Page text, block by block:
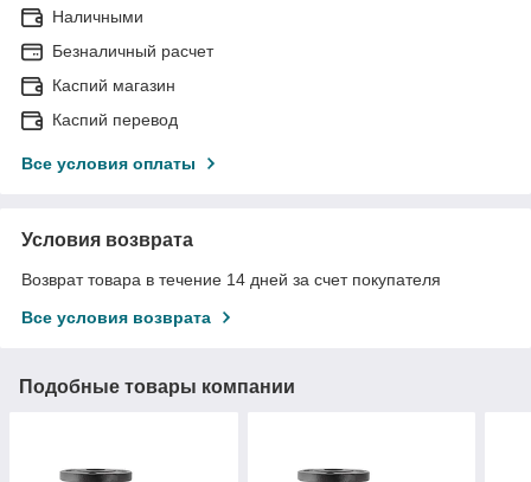
Наличными
Безналичный расчет
Каспий магазин
Каспий перевод
Все условия оплаты
Условия возврата
Возврат товара в течение 14 дней за счет покупателя
Все условия возврата
Подобные товары компании